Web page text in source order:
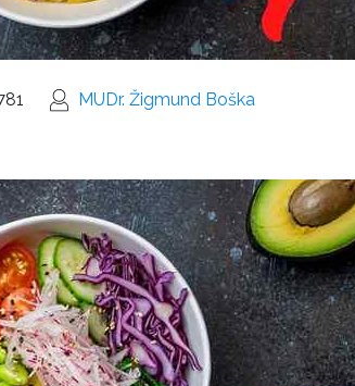
MUDr. Žigmund Boška